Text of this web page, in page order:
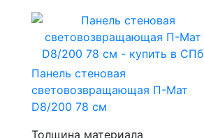
Панель стеновая
световозвращающая П-Мат
D8/200 78 см
Толщина материала